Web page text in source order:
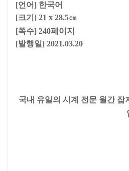
[언어] 한국어
[크기] 21 x 28.5㎝
[쪽수] 240페이지
[발행일] 2021.03.20
국내 유일의 시계 전문 월간